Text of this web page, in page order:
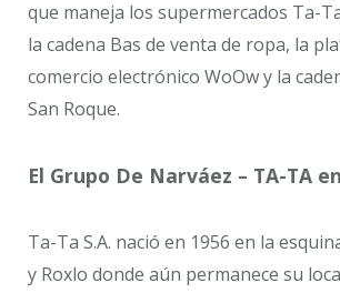
que maneja los supermercados Ta-
la cadena Bas de venta de ropa, la
comercio electrónico WoOw y la
San Roque.
El Grupo De Narváez – TA-TA
Ta-Ta S.A. nació en 1956 en la
y Roxlo donde aún permanece su